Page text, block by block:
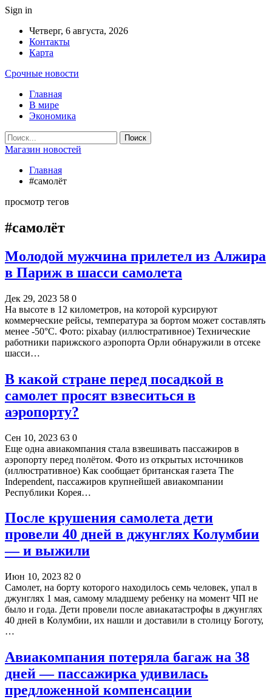
Sign in
Четверг, 6 августа, 2026
Контакты
Карта
Срочные новости
Главная
В мире
Экономика
Магазин новостей
Главная
#самолёт
просмотр тегов
#самолёт
Молодой мужчина прилетел из Алжира
в Париж в шасси самолета
Дек 29, 2023 58 0
На высоте в 12 километров, на которой курсируют
коммерческие рейсы, температура за бортом может составлять
менее -50°C. Фото: pixabay (иллюстративное) Технические
работники парижского аэропорта Орли обнаружили в отсеке
шасси…
В какой стране перед посадкой в
самолет просят взвеситься в
аэропорту?
Сен 10, 2023 63 0
Еще одна авиакомпания стала взвешивать пассажиров в
аэропорту перед полётом. Фото из открытых источников
(иллюстративное) Как сообщает британская газета The
Independent, пассажиров крупнейшей авиакомпании
Республики Корея…
После крушения самолета дети
провели 40 дней в джунглях Колумбии
— и выжили
Июн 10, 2023 82 0
Самолет, на борту которого находилось семь человек, упал в
джунглях 1 мая, самому младшему ребенку на момент ЧП не
было и года. Дети провели после авиакатастрофы в джунглях
40 дней в Колумбии, их нашли и доставили в столицу Боготу,
…
Авиакомпания потеряла багаж на 38
дней — пассажирка удивилась
предложенной компенсации